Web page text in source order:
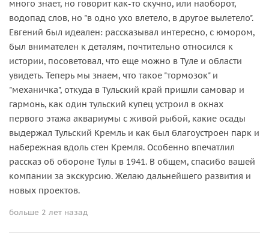
много знает, но говорит как-то скучно, или наоборот,
водопад слов, но "в одно ухо влетело, в другое вылетело".
Евгений был идеален: рассказывал интересно, с юмором,
был внимателен к деталям, почтительно относился к
истории, посоветовал, что еще можно в Туле и области
увидеть. Теперь мы знаем, что такое "тормозок" и
"механичка", откуда в Тульский край пришли самовар и
гармонь, как один тульский купец устроил в окнах
первого этажа аквариумы с живой рыбой, какие осады
выдержал Тульский Кремль и как был благоустроен парк и
набережная вдоль стен Кремля. Особенно впечатлил
рассказ об обороне Тулы в 1941. В общем, спасибо вашей
компании за экскурсию. Желаю дальнейшего развития и
новых проектов.
больше 2 лет назад